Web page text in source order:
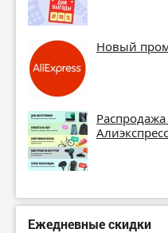
Новый
Алиэкспресс
Ежедневные скидки